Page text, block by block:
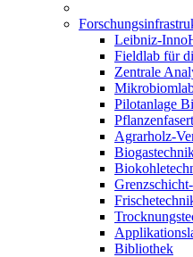
Leibniz-
Fieldlab für
Zentrale
Pilotanlage
Agrarholz-
Bibliothek